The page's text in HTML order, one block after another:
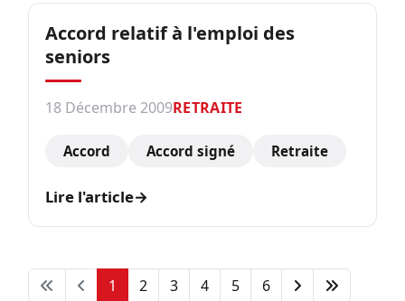
Accord relatif à l'emploi des
seniors
18 Décembre 2009RETRAITE
Accord Accord signé Retraite
Lire l'article→
1 2 3 4 5 6